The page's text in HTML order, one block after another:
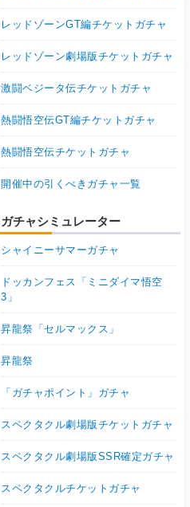
レッドゾーンGT編チケットガチャ
レッドゾーン劇場版チケットガチャ
激闘ベジータ伝チケットガチャ
熱闘悟空伝GT編チケットガチャ
熱闘悟空伝チケットガチャ
開催中の引くべきガチャ一覧
ガチャシミュレーター
シャイニーサマーガチャ
ドッカンフェス「ミニダイマ悟空
3」
昇龍祭「セルマックス」
昇龍祭
「ガチャポイント」ガチャ
スペクタクル劇場版チケットガチャ
スペクタクル劇場版SSR確定ガチャ
スペクタクルチケットガチャ